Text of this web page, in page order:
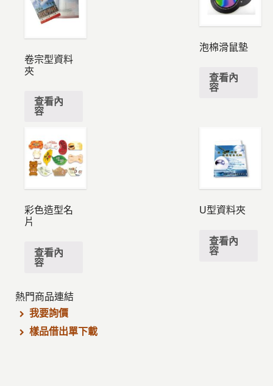
卷宗型資料
夾
查看內
容
泡棉滑鼠墊
查看內
容
彩色造型名
片
查看內
容
U型資料夾
查看內
容
熱門商品連結
我要詢價
樣品借出單下載